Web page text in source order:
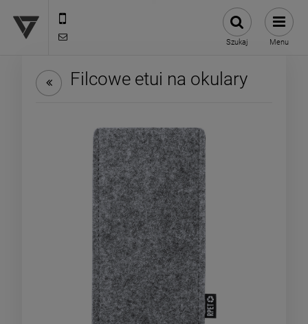
Szukaj Menu
Filcowe etui na okulary